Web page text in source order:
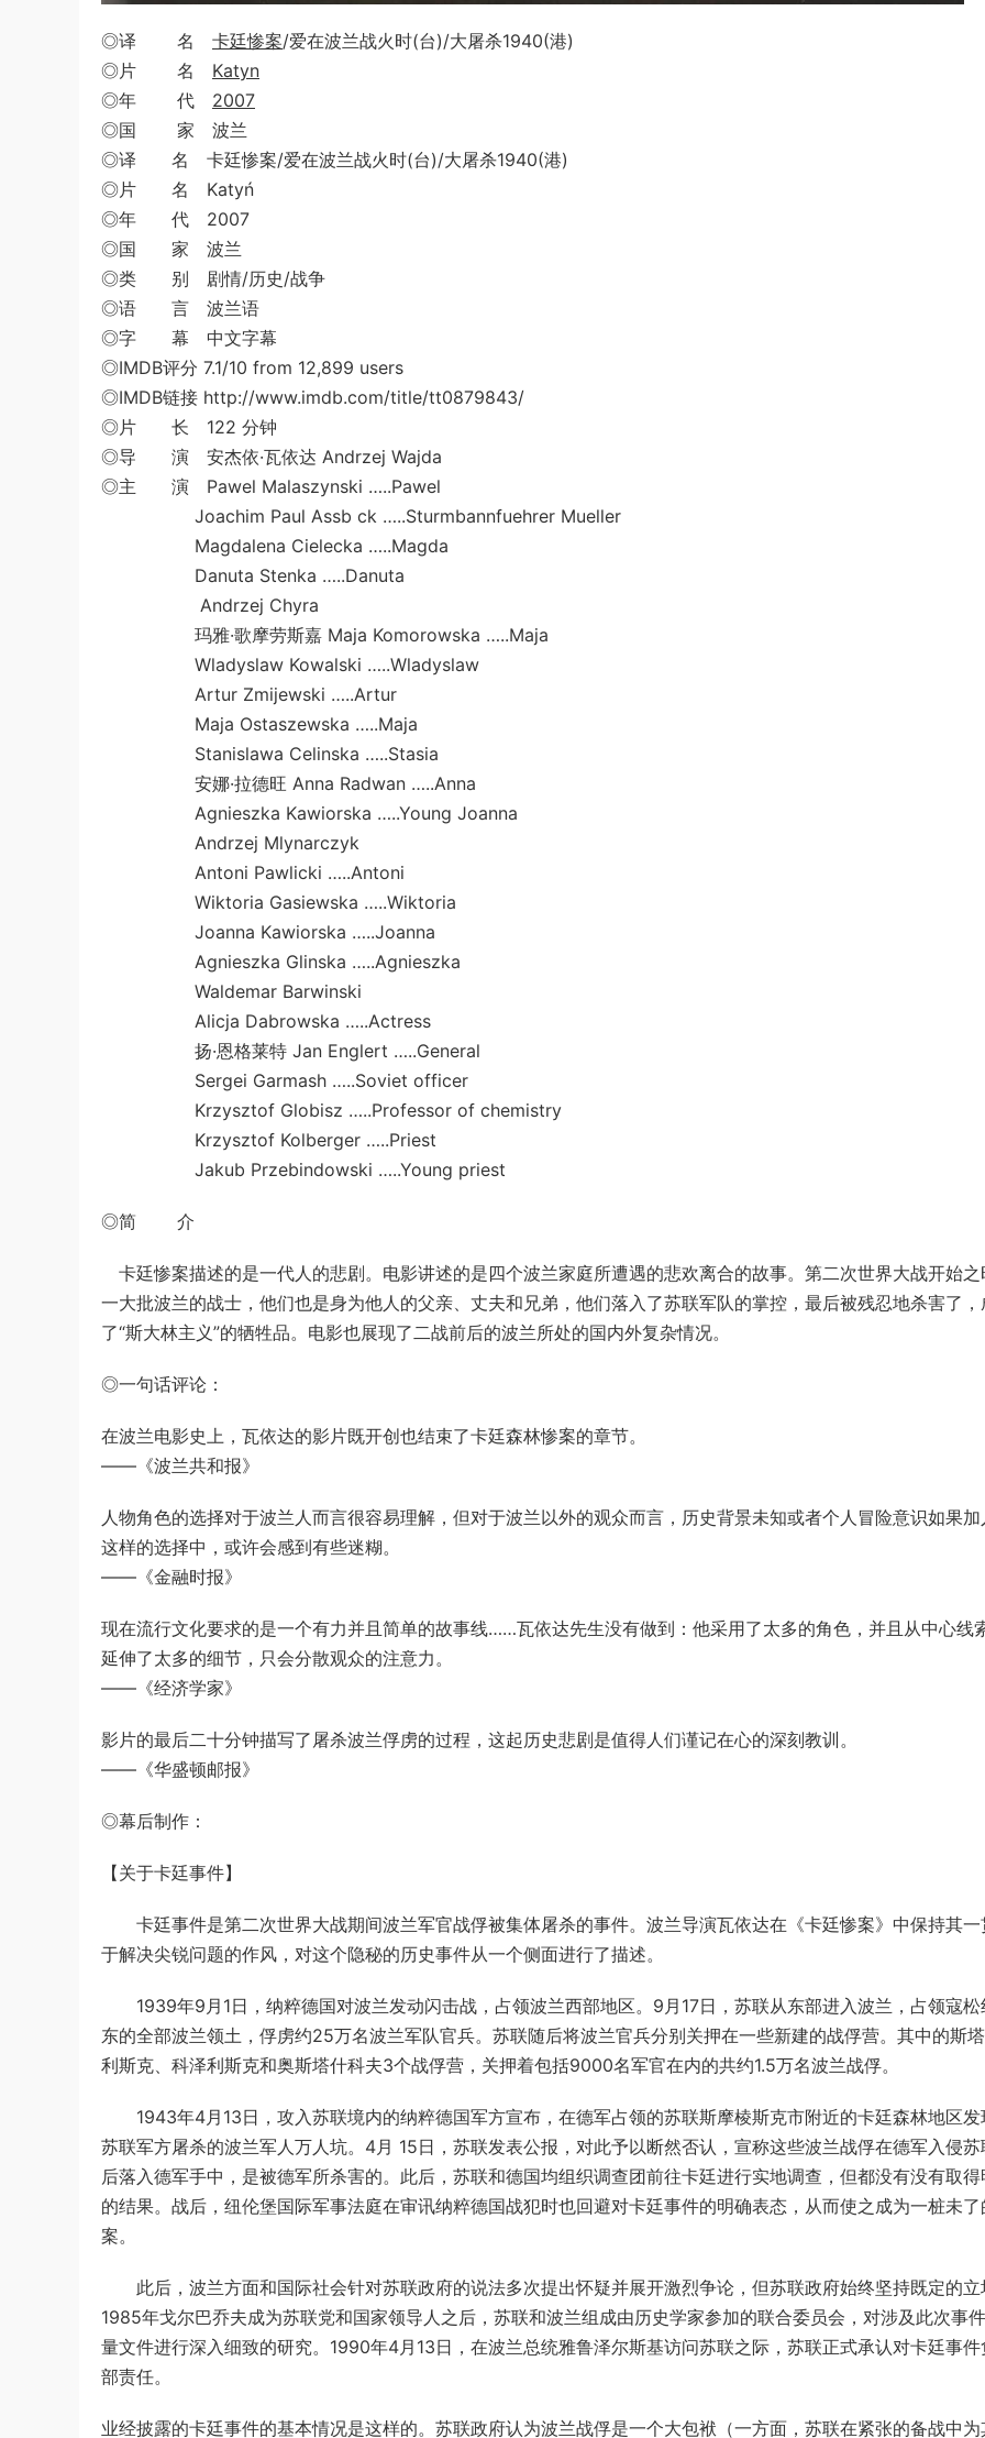
◎译 名 卡廷惨案/爱在波兰战火时(台)/大屠杀1940(港)
◎片 名 Katyn
◎年 代 2007
◎国 家 波兰
◎译 名 卡廷惨案/爱在波兰战火时(台)/大屠杀1940(港)
◎片 名 Katyń
◎年 代 2007
◎国 家 波兰
◎类 别 剧情/历史/战争
◎语 言 波兰语
◎字 幕 中文字幕
◎IMDB评分 7.1/10 from 12,899 users
◎IMDB链接 http://www.imdb.com/title/tt0879843/
◎片 长 122 分钟
◎导 演 安杰依·瓦依达 Andrzej Wajda
◎主 演 Pawel Malaszynski …..Pawel
Joachim Paul Assb ck …..Sturmbannfuehrer Mueller
Magdalena Cielecka …..Magda
Danuta Stenka …..Danuta
Andrzej Chyra
玛雅·歌摩劳斯嘉 Maja Komorowska …..Maja
Wladyslaw Kowalski …..Wladyslaw
Artur Zmijewski …..Artur
Maja Ostaszewska …..Maja
Stanislawa Celinska …..Stasia
安娜·拉德旺 Anna Radwan …..Anna
Agnieszka Kawiorska …..Young Joanna
Andrzej Mlynarczyk
Antoni Pawlicki …..Antoni
Wiktoria Gasiewska …..Wiktoria
Joanna Kawiorska …..Joanna
Agnieszka Glinska …..Agnieszka
Waldemar Barwinski
Alicja Dabrowska …..Actress
扬·恩格莱特 Jan Englert …..General
Sergei Garmash …..Soviet officer
Krzysztof Globisz …..Professor of chemistry
Krzysztof Kolberger …..Priest
Jakub Przebindowski …..Young priest
◎简 介
卡廷惨案描述的是一代人的悲剧。电影讲述的是四个波兰家庭所遭遇的悲欢离合的故事。第二次世界大战开始之
一大批波兰的战士，他们也是身为他人的父亲、丈夫和兄弟，他们落入了苏联军队的掌控，最后被残忍地杀害了，
了“斯大林主义”的牺牲品。电影也展现了二战前后的波兰所处的国内外复杂情况。
◎一句话评论：
在波兰电影史上，瓦依达的影片既开创也结束了卡廷森林惨案的章节。
——《波兰共和报》
人物角色的选择对于波兰人而言很容易理解，但对于波兰以外的观众而言，历史背景未知或者个人冒险意识如果加
这样的选择中，或许会感到有些迷糊。
——《金融时报》
现在流行文化要求的是一个有力并且简单的故事线……瓦依达先生没有做到：他采用了太多的角色，并且从中心线
延伸了太多的细节，只会分散观众的注意力。
——《经济学家》
影片的最后二十分钟描写了屠杀波兰俘虏的过程，这起历史悲剧是值得人们谨记在心的深刻教训。
——《华盛顿邮报》
◎幕后制作：
【关于卡廷事件】
卡廷事件是第二次世界大战期间波兰军官战俘被集体屠杀的事件。波兰导演瓦依达在《卡廷惨案》中保持其一
于解决尖锐问题的作风，对这个隐秘的历史事件从一个侧面进行了描述。
1939年9月1日，纳粹德国对波兰发动闪击战，占领波兰西部地区。9月17日，苏联从东部进入波兰，占领寇松
东的全部波兰领土，俘虏约25万名波兰军队官兵。苏联随后将波兰官兵分别关押在一些新建的战俘营。其中的斯
利斯克、科泽利斯克和奥斯塔什科夫3个战俘营，关押着包括9000名军官在内的共约1.5万名波兰战俘。
1943年4月13日，攻入苏联境内的纳粹德国军方宣布，在德军占领的苏联斯摩棱斯克市附近的卡廷森林地区发
苏联军方屠杀的波兰军人万人坑。4月 15日，苏联发表公报，对此予以断然否认，宣称这些波兰战俘在德军入侵苏
后落入德军手中，是被德军所杀害的。此后，苏联和德国均组织调查团前往卡廷进行实地调查，但都没有没有取得
的结果。战后，纽伦堡国际军事法庭在审讯纳粹德国战犯时也回避对卡廷事件的明确表态，从而使之成为一桩未了
案。
此后，波兰方面和国际社会针对苏联政府的说法多次提出怀疑并展开激烈争论，但苏联政府始终坚持既定的立
1985年戈尔巴乔夫成为苏联党和国家领导人之后，苏联和波兰组成由历史学家参加的联合委员会，对涉及此次事
量文件进行深入细致的研究。1990年4月13日，在波兰总统雅鲁泽尔斯基访问苏联之际，苏联正式承认对卡廷事件
部责任。
业经披露的卡廷事件的基本情况是这样的。苏联政府认为波兰战俘是一个大包袱（一方面，苏联在紧张的备战中为